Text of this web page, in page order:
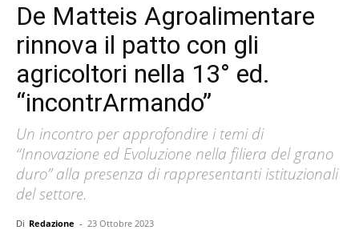
De Matteis Agroalimentare
rinnova il patto con gli
agricoltori nella 13° ed.
“incontrArmando”
Un incontro per approfondire i temi di
“Innovazione ed Evoluzione nella filiera del grano
duro” alla presenza di rappresentanti istituzionali
del settore.
Di Redazione - 23 Ottobre 2023